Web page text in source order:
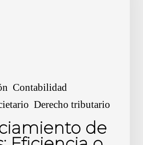
Contabilidad
Derecho tributario
de